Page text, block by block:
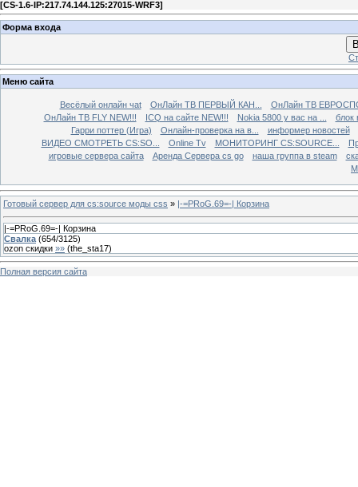
[CS-1.6-IP:217.74.144.125:27015-WRF3]
Форма входа
Меню сайта
Весёлый онлайн чаt ОнЛайн ТВ ПЕРВЫЙ КАН...
ОнЛайн ТВ
ОнЛайн ТВ FLY NEW!!!
ICQ на сайте NEW!!! Nokia 5800 у вас на ...
блок
Гарри поттер (Игра)
Онлайн-проверка на в...
информер новостей
ВИДЕО СМОТРЕТЬ CS:SO...
Online Tv МОНИТОРИНГ CS:SOURCE...
игровые сервера сайта
Аренда Сервера cs go наша группа в steam
Готовый сервер для cs:source моды css » |-=PRoG.69=-| Корзина
|-=PRoG.69=-| Корзина
Свалка (654/3125)
ozon скидки »» (the_sta17)
Полная версия сайта